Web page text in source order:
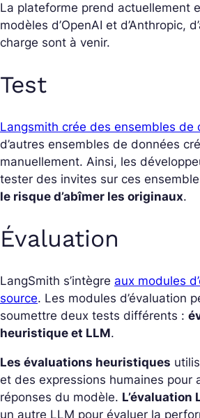
La plateforme prend actuellement
modèles d’OpenAI et d’Anthropic,
charge sont à venir.
Test
Langsmith crée des ensembles de
d’autres ensembles de données
manuellement. Ainsi, les
tester des invites sur ces
le risque d’abîmer les originaux.
Évaluation
LangSmith s’intègre aux modules
source. Les modules d’évaluation
soumettre deux tests différents :
heuristique et LLM.
Les évaluations heuristiques
et des expressions humaines pour
réponses du modèle. L’évaluation
un autre LLM pour évaluer la